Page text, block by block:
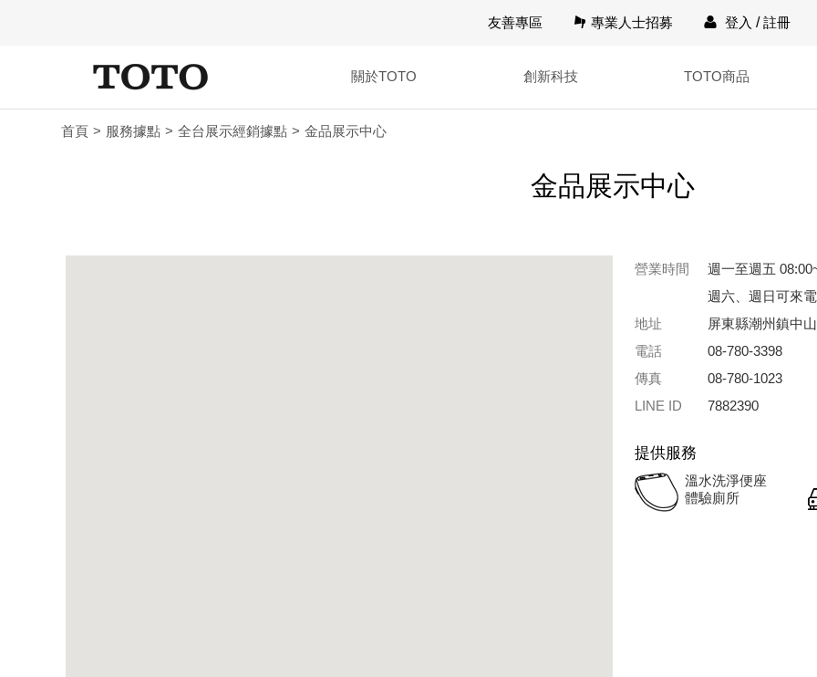
友善專區 專業人士招募 登入 /註冊
關於TOTO 創新科技 TOTO商品
首頁 服務據點 全台展示經銷據點 金品展示中心
金品展示中心
營業時間
週一至週五
週六、週日可來
地址
屏東縣潮州鎮中
電話
08-780-3398
傳真
08-780-1023
LINE ID
7882390
提供服務
溫水洗淨便座
體驗廁所